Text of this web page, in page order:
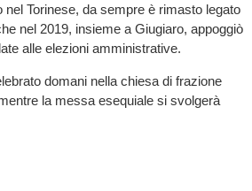
nel Torinese, da sempre è rimasto legato
nel 2019, insieme a Giugiaro, appoggiò
alle elezioni amministrative.
domani nella chiesa di frazione
la messa esequiale si svolgerà